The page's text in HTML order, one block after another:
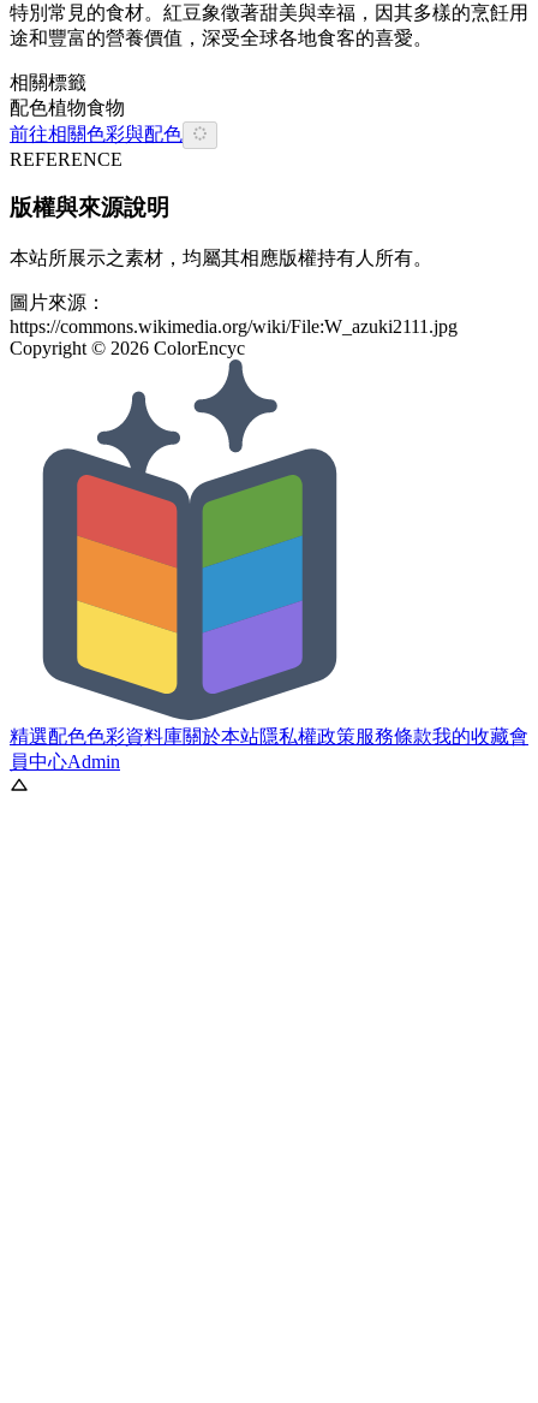
特別常見的食材。紅豆象徵著甜美與幸福，因其多樣的烹飪用
途和豐富的營養價值，深受全球各地食客的喜愛。
相關標籤
配色植物食物
前往相關色彩與配色
REFERENCE
版權與來源說明
本站所展示之素材，均屬其相應版權持有人所有。
圖片來源：
https://commons.wikimedia.org/wiki/File:W_azuki2111.jpg
Copyright © 2026 ColorEncyc
精選配色色彩資料庫關於本站隱私權政策服務條款我的收藏會
員中心Admin